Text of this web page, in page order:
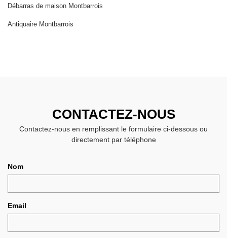
Débarras de maison Montbarrois
Antiquaire Montbarrois
CONTACTEZ-NOUS
Contactez-nous en remplissant le formulaire ci-dessous ou
directement par téléphone
Nom
Email